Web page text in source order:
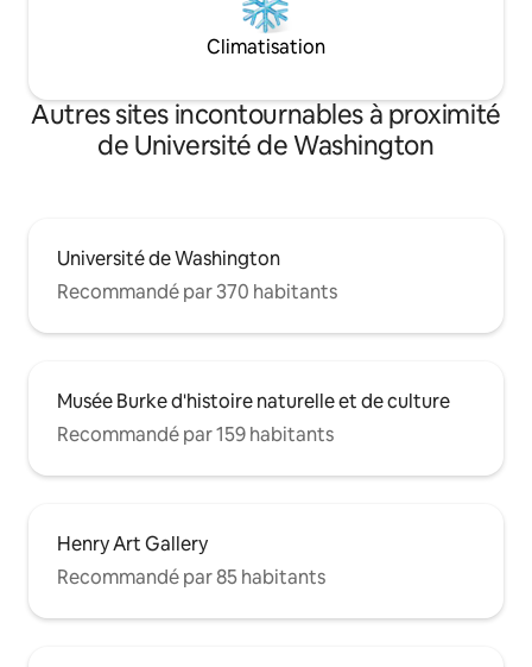
Climatisation
Autres sites incontournables à proximité
de Université de Washington
Université de Washington
Recommandé par 370 habitants
Musée Burke d'histoire naturelle et de culture
Recommandé par 159 habitants
Henry Art Gallery
Recommandé par 85 habitants